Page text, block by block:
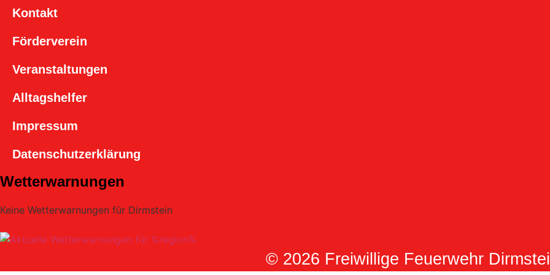
Kontakt
Förderverein
Veranstaltungen
Alltagshelfer
Impressum
Datenschutzerklärung
Wetterwarnungen
Keine Wetterwarnungen für Dirmstein
© 2026 Freiwillige Feuerwehr